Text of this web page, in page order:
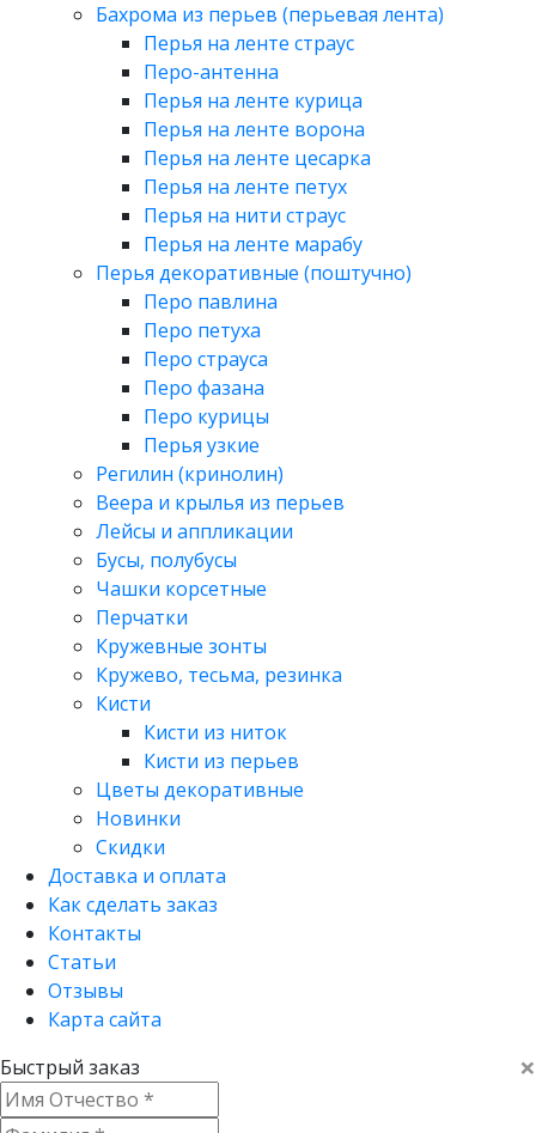
Бахрома из перьев (перьевая лента)
Перья на ленте страус
Перо-антенна
Перья на ленте курица
Перья на ленте ворона
Перья на ленте цесарка
Перья на ленте петух
Перья на нити страус
Перья на ленте марабу
Перья декоративные (поштучно)
Перо павлина
Перо петуха
Перо страуса
Перо фазана
Перо курицы
Перья узкие
Регилин (кринолин)
Веера и крылья из перьев
Лейсы и аппликации
Бусы, полубусы
Чашки корсетные
Перчатки
Кружевные зонты
Кружево, тесьма, резинка
Кисти
Кисти из ниток
Кисти из перьев
Цветы декоративные
Новинки
Скидки
Доставка и оплата
Как сделать заказ
Контакты
Статьи
Отзывы
Карта сайта
×
Быстрый заказ